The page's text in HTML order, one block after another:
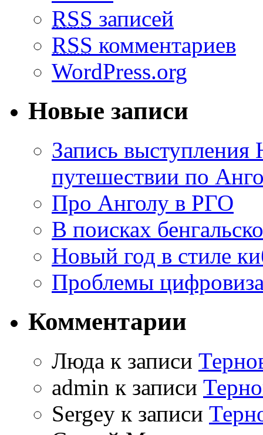
RSS записей
RSS комментариев
WordPress.org
Новые записи
Запись
путешествии по
Про Анголу в РГО
В поисках
Новый год в стиле
Проблемы
Комментарии
Люда к записи
admin к записи
Sergey к записи